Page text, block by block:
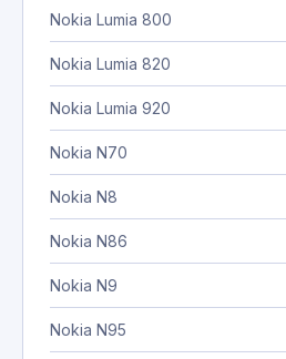
Nokia Lumia 800
Nokia Lumia 820
Nokia Lumia 920
Nokia N70
Nokia N8
Nokia N86
Nokia N9
Nokia N95